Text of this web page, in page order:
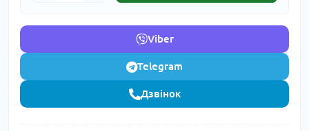
Viber
Telegram
Дзвінок